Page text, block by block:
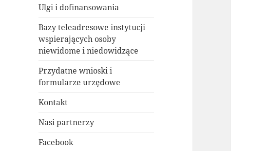
Ulgi i dofinansowania
Bazy teleadresowe instytucji
wspierających osoby
niewidome i niedowidzące
Przydatne wnioski i
formularze urzędowe
Kontakt
Nasi partnerzy
Facebook